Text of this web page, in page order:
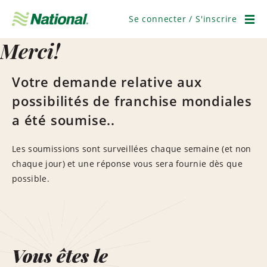
navigation
Se connecter / S'inscrire
Merci!
Votre demande relative aux
possibilités de franchise mondiales
a été soumise..
Les soumissions sont surveillées chaque semaine (et non
chaque jour) et une réponse vous sera fournie dès que
possible.
Vous êtes le